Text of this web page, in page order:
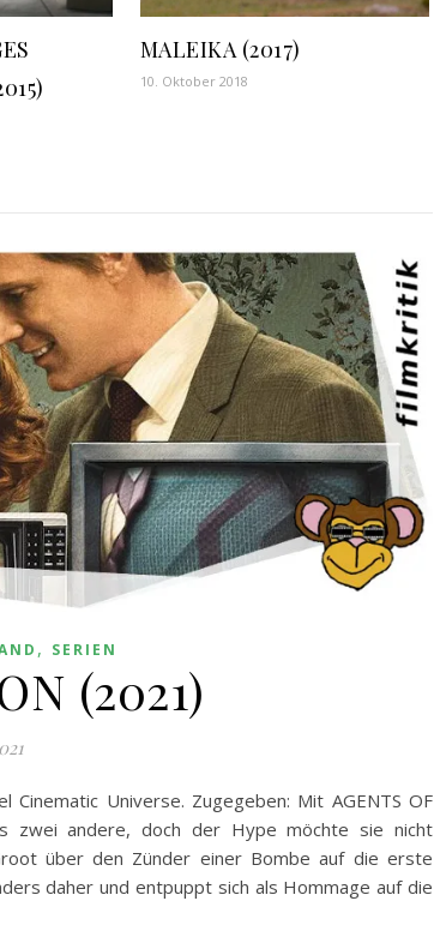
MALEIKA (2017)
10. Oktober 2018
, SERIEN
(2021)
Universe. Zugegeben: Mit AGENTS OF
zwei andere, doch der Hype möchte sie nicht
über den Zünder einer Bombe auf die erste
daher und entpuppt sich als Hommage auf die